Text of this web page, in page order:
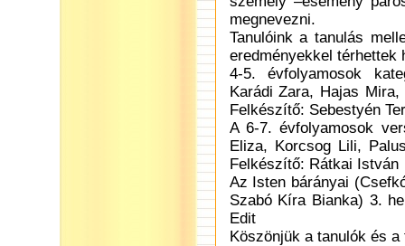
megnevezni.
Tanulóink a tanulás
eredményekkel térhettek
4-5. évfolyamosok
Karádi Zara, Hajas
Felkészítő: Sebestyén
A 6-7. évfolyamosok
Eliza, Korcsog Lili,
Felkészítő: Rátkai István
Az Isten bárányai
Szabó Kíra Bianka) 3.
Edit
Köszönjük a tanulók és